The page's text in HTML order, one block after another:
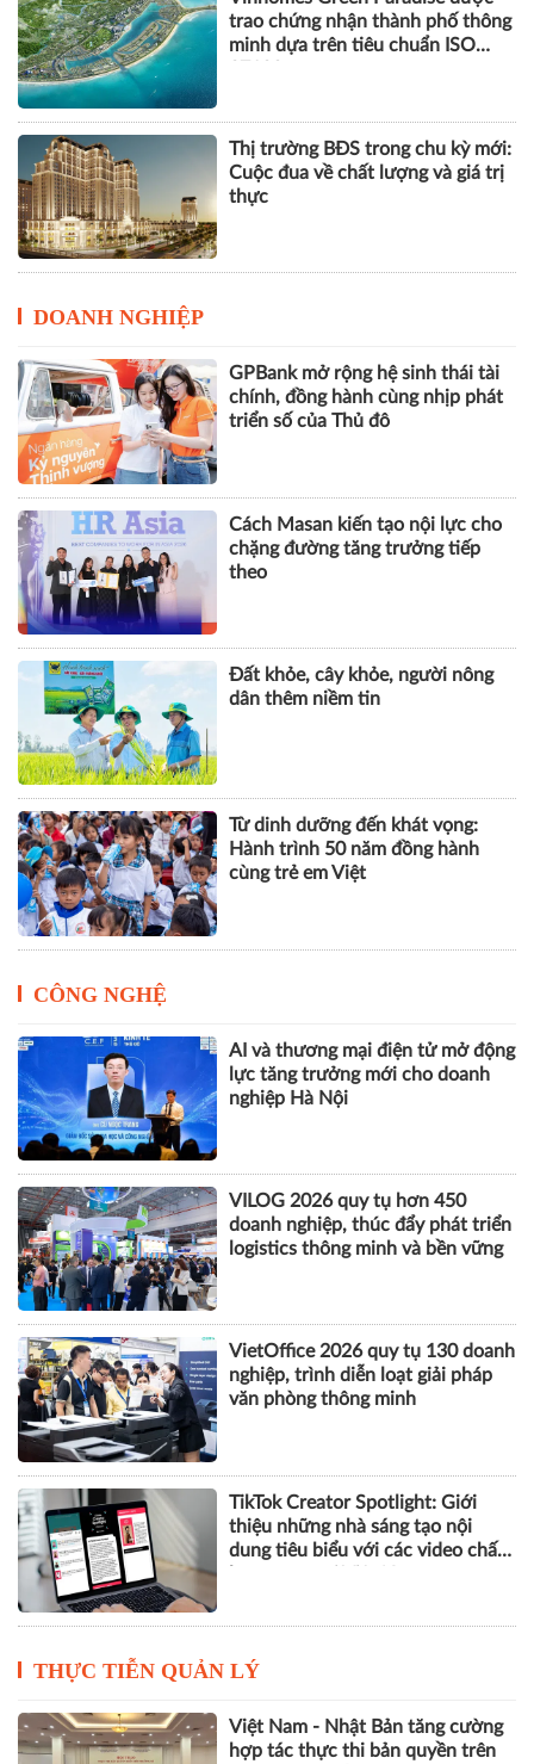
trao chứng nhận thành phố thông
minh dựa trên tiêu chuẩn ISO
Thị trường BĐS trong chu kỳ mới:
Cuộc đua về chất lượng và giá trị
thực
DOANH NGHIỆP
GPBank mở rộng hệ sinh thái tài
chính, đồng hành cùng nhịp phát
triển số của Thủ đô
Cách Masan kiến tạo nội lực cho
chặng đường tăng trưởng tiếp
theo
Đất khỏe, cây khỏe, người nông
dân thêm niềm tin
Từ dinh dưỡng đến khát vọng:
Hành trình 50 năm đồng hành
cùng trẻ em Việt
CÔNG NGHỆ
AI và thương mại điện tử mở động
lực tăng trưởng mới cho doanh
nghiệp Hà Nội
VILOG 2026 quy tụ hơn 450
doanh nghiệp, thúc đẩy phát triển
logistics thông minh và bền vững
VietOffice 2026 quy tụ 130 doanh
nghiệp, trình diễn loạt giải pháp
văn phòng thông minh
TikTok Creator Spotlight: Giới
thiệu những nhà sáng tạo nội
dung tiêu biểu với các video chất
THỰC TIỄN QUẢN LÝ
Việt Nam - Nhật Bản tăng cường
hợp tác thực thi bản quyền trên